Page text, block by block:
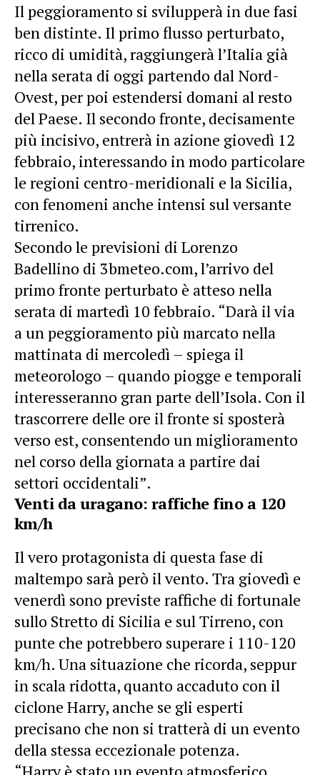
Il peggioramento si svilupperà in due fasi
ben distinte. Il primo flusso perturbato,
ricco di umidità, raggiungerà l’Italia già
nella serata di oggi partendo dal Nord-
Ovest, per poi estendersi domani al resto
del Paese. Il secondo fronte, decisamente
più incisivo, entrerà in azione giovedì 12
febbraio, interessando in modo particolare
le regioni centro-meridionali e la Sicilia,
con fenomeni anche intensi sul versante
tirrenico.
Secondo le previsioni di Lorenzo
Badellino di 3bmeteo.com, l’arrivo del
primo fronte perturbato è atteso nella
serata di martedì 10 febbraio. “Darà il via
a un peggioramento più marcato nella
mattinata di mercoledì – spiega il
meteorologo – quando piogge e temporali
interesseranno gran parte dell’Isola. Con il
trascorrere delle ore il fronte si sposterà
verso est, consentendo un miglioramento
nel corso della giornata a partire dai
settori occidentali”.
Venti da uragano: raffiche fino a 120
km/h
Il vero protagonista di questa fase di
maltempo sarà però il vento. Tra giovedì e
venerdì sono previste raffiche di fortunale
sullo Stretto di Sicilia e sul Tirreno, con
punte che potrebbero superare i 110-120
km/h. Una situazione che ricorda, seppur
in scala ridotta, quanto accaduto con il
ciclone Harry, anche se gli esperti
precisano che non si tratterà di un evento
della stessa eccezionale potenza.